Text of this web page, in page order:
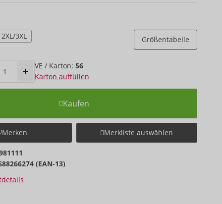
2XL/3XL Größentabelle
VE / Karton:56
Karton auffüllen
Kaufen
Merken Merkliste auswählen
(EAN-13)